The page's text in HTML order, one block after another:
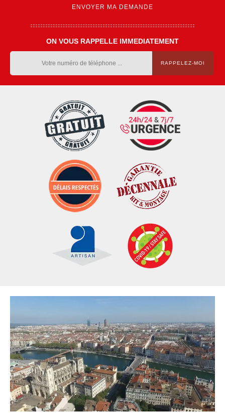
ON VOUS RAPPELLE IMMEDIATEMENT